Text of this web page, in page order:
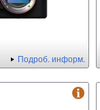
Подроб. информ.